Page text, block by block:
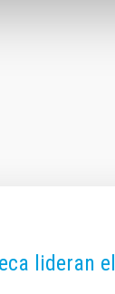
lideran